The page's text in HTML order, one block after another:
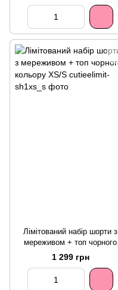
Лімітований набір шорти з
мереживом + топ чорного
кольору XS/S
1 299 грн